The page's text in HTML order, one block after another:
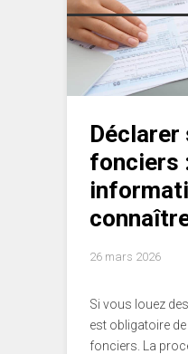
Déclarer
fonciers
26 mars 2026
Si vous louez
est obligatoire
fonciers. La